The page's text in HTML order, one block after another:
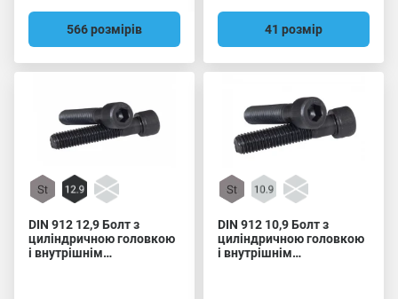
566 розмірів 41 розмір
DIN 912 12,9 Болт з
циліндричною головкою
і внутрішнім
DIN 912 10,9 Болт з
циліндричною головкою
і внутрішнім